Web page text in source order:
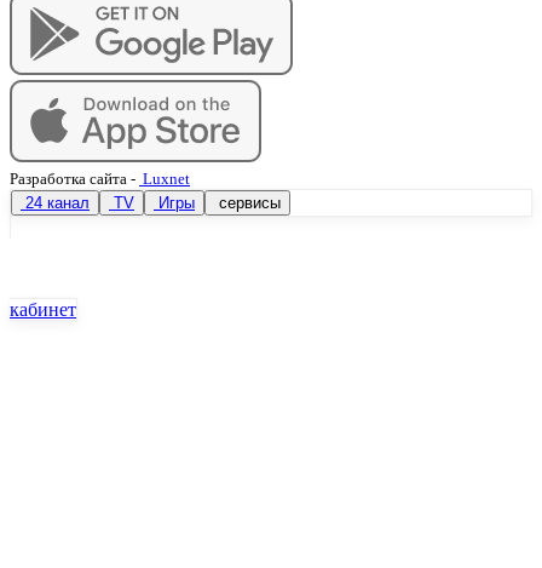
Разработка сайта - Luxnet
24 канал
TV Игры сервисы
кабинет